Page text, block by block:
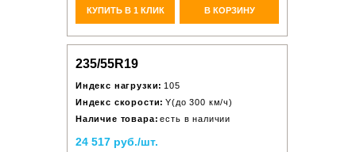
КУПИТЬ В 1 КЛИК В КОРЗИНУ
235/55R19
Индекс нагрузки: 105
Индекс скорости: Y(до 300 км/ч)
Наличие товара: есть в наличии
24 517 руб./шт.